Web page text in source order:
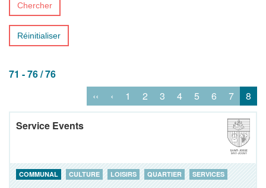
Chercher
Réinitialiser
71 - 76 / 76
‹‹
‹ 1 2 3 4 5 6 7 8
Service Events
COMMUNAL CULTURE LOISIRS QUARTIER SERVICES